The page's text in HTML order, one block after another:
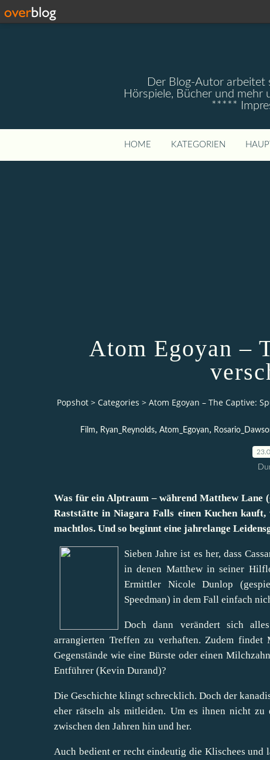
Der Blog-Autor arbeitet
Hörspiele, Bücher und mehr
*****
HOME KATEGORIEN
Atom Egoyan –
Popshot > Categories > Atom Egoyan – The Captive:
Film, Ryan_Reynolds, Atom_Egoyan,
Was für ein Alptraum – während Matthew Lane
Raststätte in Niagara Falls einen Kuchen
machtlos. Und so beginnt eine jahrelange
Sieben Jahre ist es her, dass
in denen Matthew in seiner
Ermittler Nicole Dunlop
Speedman) in dem Fall einfach
Doch dann verändert sich
arrangierten Treffen zu verhaften. Zudem
Gegenstände wie eine Bürste oder einen
Entführer (Kevin Durand)?
Die Geschichte klingt schrecklich. Doch der
eher rätseln als mitleiden. Um es ihnen nicht zu
zwischen den Jahren hin und her.
Auch bedient er recht eindeutig die Klischees und